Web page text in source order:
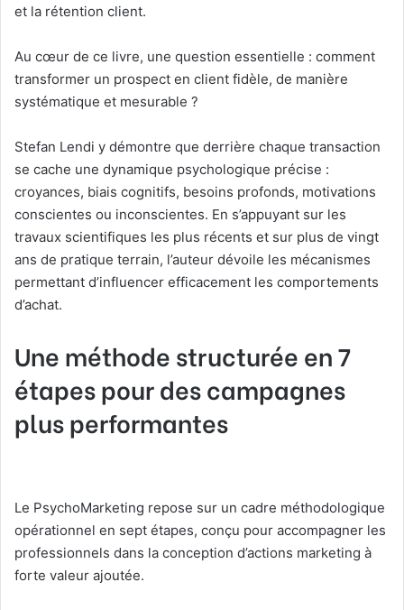
et la rétention client.
Au cœur de ce livre, une question essentielle : comment
transformer un prospect en client fidèle, de manière
systématique et mesurable ?
Stefan Lendi y démontre que derrière chaque transaction
se cache une dynamique psychologique précise :
croyances, biais cognitifs, besoins profonds, motivations
conscientes ou inconscientes. En s’appuyant sur les
travaux scientifiques les plus récents et sur plus de vingt
ans de pratique terrain, l’auteur dévoile les mécanismes
permettant d’influencer efficacement les comportements
d’achat.
Une méthode structurée en 7
étapes pour des campagnes
plus performantes
Le PsychoMarketing repose sur un cadre méthodologique
opérationnel en sept étapes, conçu pour accompagner les
professionnels dans la conception d’actions marketing à
forte valeur ajoutée.